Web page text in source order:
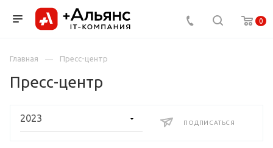
0
Главная Пресс-центр
Пресс-центр
ПОДПИСАТЬСЯ